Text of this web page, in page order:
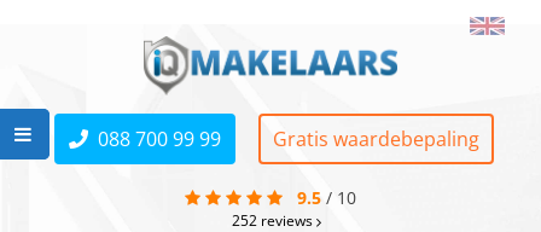
088 700 99 99 Gratis waardebepaling
9.5 / 10
252 reviews